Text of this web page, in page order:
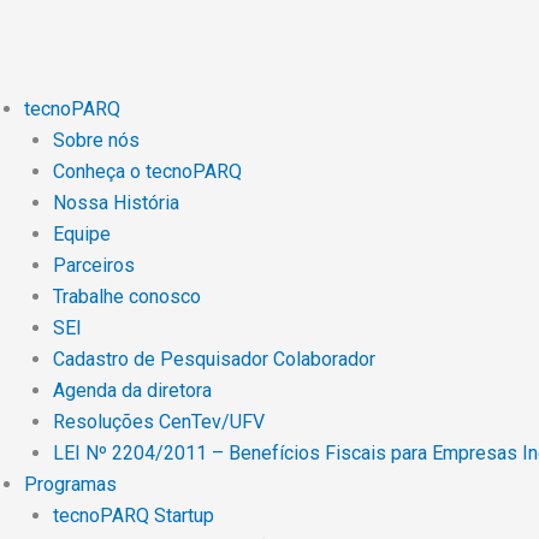
conteúdo
tecnoPARQ
Sobre nós
Conheça o tecnoPARQ
Nossa História
Equipe
Parceiros
Trabalhe conosco
SEI
Cadastro de Pesquisador Colaborador
Agenda da diretora
Resoluções CenTev/UFV
LEI Nº 2204/2011 – Benefícios Fiscais para Empresas
Programas
tecnoPARQ Startup